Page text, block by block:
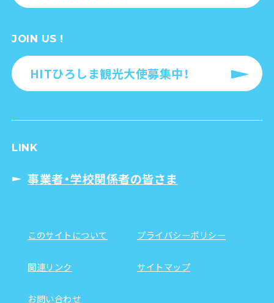
JOIN US !
HITひろしま観光大使募集中！
LINK
事業者・学校関係者の皆さま
このサイトについて プライバシーポリシー
関連リンク サイトマップ
お問い合わせ